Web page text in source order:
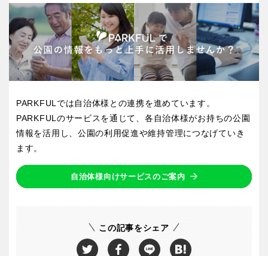
PARKFULでは自治体様との連携を進めています。
PARKFULのサービスを通じて、各自治体様がお持ちの公園
情報を活用し、公園の利用促進や維持管理につなげていき
ます。
自治体様向けサービスのご案内
この記事をシェア